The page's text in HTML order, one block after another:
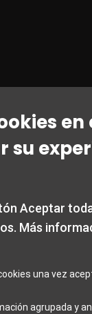
a 20:00
y de 15:30 a
a 15:00
febrero
a 19:00
a 15:00
1 de enero
en
su
Aceptar
Más
una vez
agrupada y